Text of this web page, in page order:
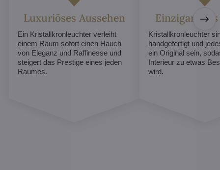
Luxuriöses Aussehen
Ein Kristallkronleuchter verleiht
einem Raum sofort einen Hauch
von Eleganz und Raffinesse und
steigert das Prestige eines jeden
Raumes.
Kristallkronleuchter
handgefertigt und
ein Original sein,
Interieur zu etwas
wird.